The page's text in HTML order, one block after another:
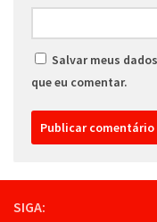
Salvar meus
que eu comentar.
SIGA: